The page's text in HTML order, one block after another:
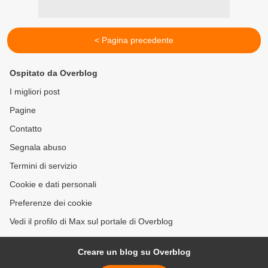
< Pagina precedente
Ospitato da Overblog
I migliori post
Pagine
Contatto
Segnala abuso
Termini di servizio
Cookie e dati personali
Preferenze dei cookie
Vedi il profilo di Max sul portale di Overblog
Creare un blog su Overblog